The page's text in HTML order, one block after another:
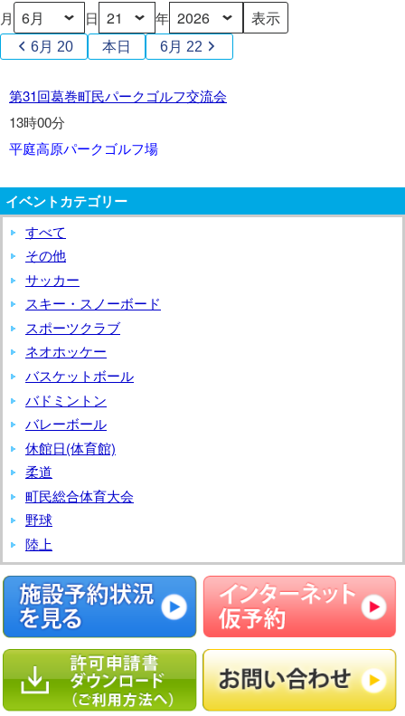
ゴ
ル
フ
流
会
月 日 年
6月 20 本日 6月 22
第
回
葛
町
民
ー
ク
ゴ
ル
フ
交
流
第31回葛巻町民パークゴルフ交流会
13時00分
平庭高原パークゴルフ場
イベントカテゴリー
すべて
その他
サッカー
スキー・スノーボード
スポーツクラブ
ネオホッケー
バスケットボール
バドミントン
バレーボール
休館日(体育館)
柔道
町民総合体育大会
野球
陸上